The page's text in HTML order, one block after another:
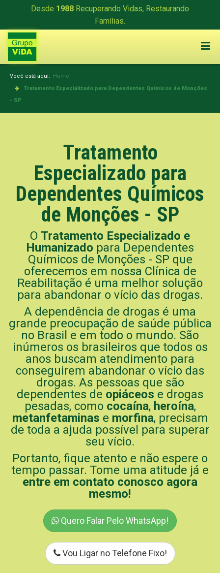
Desde 1988 Recuperando Vidas, Restaurando
Famílias.
Você está aqui: Home
Tratamento Especializado para Dependentes Químicos de Monções
- SP
Tratamento
Especializado para
Dependentes Químicos
de Monções - SP
O Tratamento Especializado e
Humanizado para Dependentes
Químicos de Monções - SP que
oferecemos em nossa Clínica de
Reabilitação é uma melhor solução
para abandonar o vício das drogas.
A dependência de drogas é uma
grande preocupação de saúde pública
no Brasil e em todo o mundo. São
inúmeros os brasileiros que todos os
anos buscam atendimento para
conseguirem abandonar o vício das
drogas. As pessoas que são
dependentes de opiáceos e drogas
pesadas, como cocaína, heroína,
metanfetaminas e morfina, precisam
de toda a ajuda possível para superar
seu vício.
Portanto, fique atento e não espere o
tempo passar. Tome uma atitude já e
entre em contato conosco agora
mesmo!
Quero Falar Pelo WhatsApp!
Vou Ligar no Telefone Fixo!